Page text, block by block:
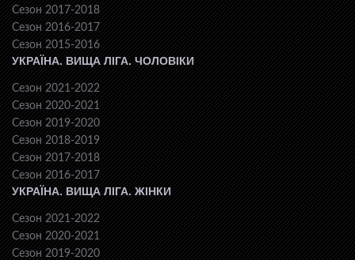
Сезон 2017-2018
Сезон 2016-2017
Сезон 2015-2016
УКРАЇНА. ВИЩА ЛІГА. ЧОЛОВІКИ
Сезон 2021-2022
Сезон 2020-2021
Сезон 2019-2020
Сезон 2018-2019
Сезон 2017-2018
Сезон 2016-2017
УКРАЇНА. ВИЩА ЛІГА. ЖІНКИ
Сезон 2021-2022
Сезон 2020-2021
Сезон 2019-2020